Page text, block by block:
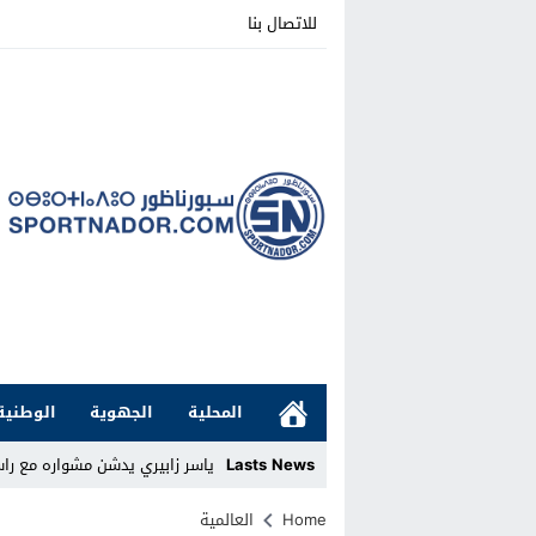
للاتصال بنا
المحلية الجهوية
Lasts News ياسر زابيري يدشن مشواره مع
Stop
Home العالمية